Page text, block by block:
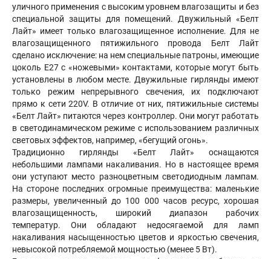
уличного применения с высоким уровнем влагозащиты и без
специальной защиты для помещений. Двужильный «Белт
Лайт» имеет только влагозащищенное исполнение. Для не
влагозащищенного пятижильного провода Белт Лайт
сделано исключение: на нем специальные патроны, имеющие
цоколь E27 с «ножевыми» контактами, которые могут быть
установлены в любом месте. Двужильные гирлянды имеют
только режим непрерывного свечения, их подключают
прямо к сети 220V. В отличие от них, пятижильные системы
«Белт Лайт» питаются через контроллер. Они могут работать
в светодинамическом режиме с использованием различных
световых эффектов, например, «бегущий огонь».
Традиционно гирлянды «Белт Лайт» оснащаются
небольшими лампами накаливания. Но в настоящее время
они уступают место разноцветным светодиодным лампам.
На стороне последних огромные преимущества: маленькие
размеры, увеличенный до 100 000 часов ресурс, хорошая
влагозащищенность, широкий диапазон рабочих
температур. Они обладают недосягаемой для ламп
накаливания насыщенностью цветов и яркостью свечения,
невысокой потребляемой мощностью (менее 5 Вт).